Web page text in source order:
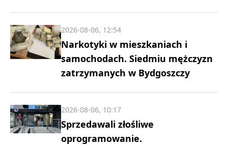
Narkotyki w mieszkaniach i
samochodach. Siedmiu mężczyzn
zatrzymanych w Bydgoszczy
2026-08-06, 12:54
Sprzedawali złośliwe
oprogramowanie.
2026-08-06, 10:17